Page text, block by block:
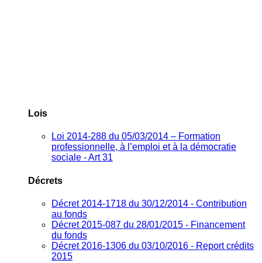
Lois
Loi 2014-288 du 05/03/2014 – Formation
professionnelle, à l’emploi et à la démocratie
sociale - Art 31
Décrets
Décret 2014-1718 du 30/12/2014 - Contribution
au fonds
Décret 2015-087 du 28/01/2015 - Financement
du fonds
Décret 2016-1306 du 03/10/2016 - Report crédits
2015